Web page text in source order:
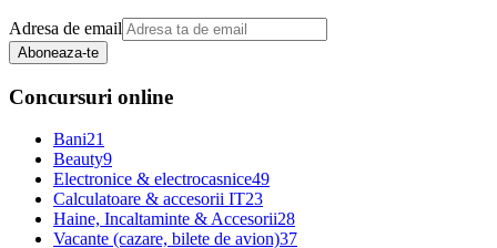
Adresa de email
Aboneaza-te
Concursuri online
Bani21
Beauty9
Electronice & electrocasnice49
Calculatoare & accesorii IT23
Haine, Incaltaminte & Accesorii28
Vacante (cazare, bilete de avion)37